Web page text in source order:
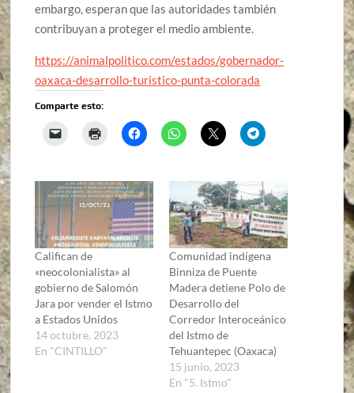
embargo, esperan que las autoridades también
contribuyan a proteger el medio ambiente.
https://animalpolitico.com/estados/gobernador-
oaxaca-desarrollo-turistico-punta-colorada
Comparte esto:
Califican de
«neocolonialista» al
gobierno de Salomón
Jara por vender el Istmo
a Estados Unidos
14 octubre, 2023
En "CINTILLO"
Comunidad indígena
Binniza de Puente
Madera detiene Polo de
Desarrollo del
Corredor Interoceánico
del Istmo de
Tehuantepec (Oaxaca)
15 junio, 2023
En "5. Istmo"